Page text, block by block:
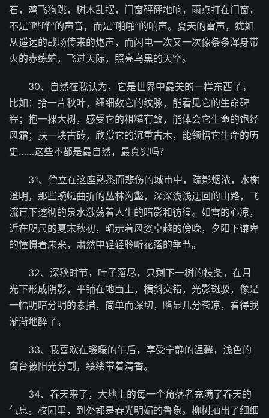
石，鸡飞狗跳，树木乱摆，门窗砰砰地响，雨点打在门窗，
不是“哗哗”的声音，而是“啪啪”的响声。夏天的雷声，犹如
从遥远的战场传来的炮声，而闪电一次又一次像条条浑身带
火的赤练蛇，飞过天际，照亮乌黑的天空。
30、自然在我认为，它是世界中最美的一样东西了。
比如：拾一片秋叶，细细数它的纹脉，能看见它的生命碑
程；抱一棵大树，感受它的粗糙有致，能体会它生命的饱经
风霜；扶一块古砖，欣赏它的沉重古木，能领悟它生命的历
史……这些不都是最自然，最真实吗？
31、伫立在这座熟悉而悲伤的城市中，疏影烟浓，水榭
澄明，那些蜿蜒曲折的丛林沟壑，深深浅浅迂回的山路，飞
流直下透彻的泉水激荡着人生的暗影和彷徨。如雪的心凉，
近在咫尺的夏末秋初，昭示着风姿卓越的傍晚，夕阳下谦卑
的憧憬着未来，肃然中轻轻聆听花落的季节。
32、深秋时节，叶子落尽，只剩下一树的枝条，在月
光下形成阴影，平铺在地面上，横斜交错，光影斑驳，像是
一幅明暗分明的素描，简单而深切，略显几分苍凉，看得我
渐渐地醉了。
33、我喜欢在暖暖的午后，享受宁静的温馨，浅色的
窗台被阳光分割，缕缕带着清香。
34、春天来了，大地上的每一个角落者充满了春天的
气息。校园里，到处都是春光明媚的鲁象。柳树抽出了细细